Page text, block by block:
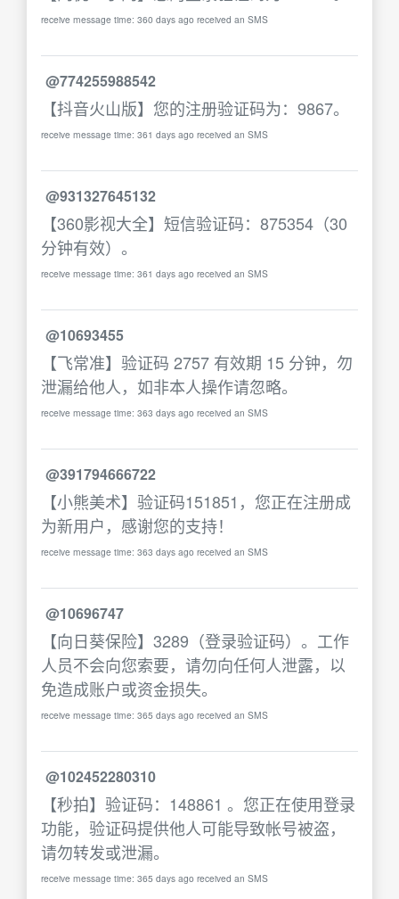
receive message time: 360 days ago received an SMS
@774255988542
【抖音火山版】您的注册验证码为：9867。
receive message time: 361 days ago received an SMS
@931327645132
【360影视大全】短信验证码：875354（30
分钟有效）。
receive message time: 361 days ago received an SMS
@10693455
【飞常准】验证码 2757 有效期 15 分钟，勿
泄漏给他人，如非本人操作请忽略。
receive message time: 363 days ago received an SMS
@391794666722
【小熊美术】验证码151851，您正在注册成
为新用户，感谢您的支持！
receive message time: 363 days ago received an SMS
@10696747
【向日葵保险】3289（登录验证码）。工作
人员不会向您索要，请勿向任何人泄露，以
免造成账户或资金损失。
receive message time: 365 days ago received an SMS
@102452280310
【秒拍】验证码：148861 。您正在使用登录
功能，验证码提供他人可能导致帐号被盗，
请勿转发或泄漏。
receive message time: 365 days ago received an SMS